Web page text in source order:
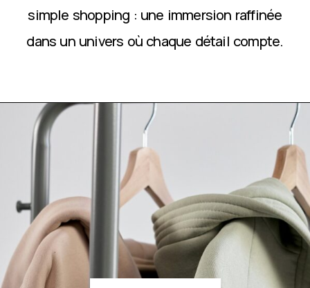
simple shopping : une immersion raffinée
dans un univers où chaque détail compte.